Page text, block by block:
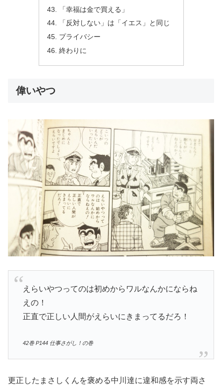
「幸福は金で買える」
「反対しない」は「イエス」と同じ
プライバシー
終わりに
偉いやつ
えらいやつってのは初めからワルなんかにならね
えの！
正直で正しい人間がえらいにきまってるだろ！
42巻 P144 仕事さがし！の巻
更正したまさしくんを褒める中川達に違和感を示す両さ